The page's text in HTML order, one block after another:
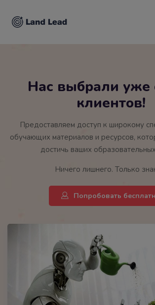
Нас выбрали уже
клиентов!
Предоставляем доступ к широкому
обучающих материалов и ресурсов,
достичь ваших
Ничего лишнего. Только
Попробовать